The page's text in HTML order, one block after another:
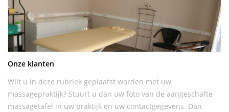
Onze klanten
Wilt u in deze rubriek geplaatst worden met uw
massagepraktijk? Stuurt u dan uw foto van de aangeschafte
massagetafel in uw praktijk en uw contactgegevens. Dan